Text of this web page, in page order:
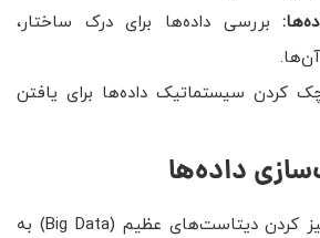
:بررسی داده‌ها برای درک ساختار،
کردن سیستماتیک داده‌ها برای یافتن
داده‌ها
تمیز کردن دیتاست‌های عظیم (Big Data) به